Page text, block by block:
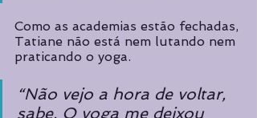
Como as academias estão fechadas,
Tatiane não está nem lutando nem
praticando o yoga.
“Não vejo a hora de voltar,
sabe. O yoga me deixou